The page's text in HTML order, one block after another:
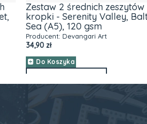
w
Baltic Sea - średni zeszyt
kropki 14,5x20,5cm
Producent: Devangari Art
18,90 zł
ZOBACZ WIĘCEJ